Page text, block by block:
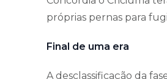
próprias pernas para
Final de uma era
A desclassificação da